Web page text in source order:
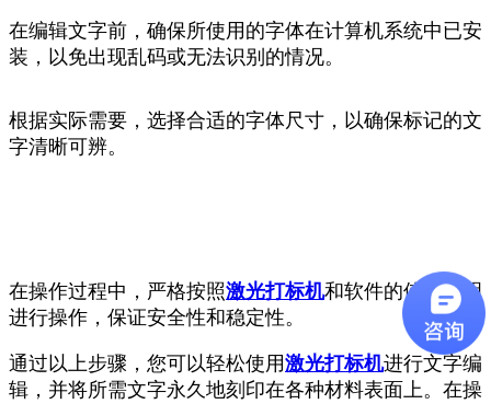
在编辑文字前，确保所使用的字体在计算机系统中已安
装，以免出现乱码或无法识别的情况。
根据实际需要，选择合适的字体尺寸，以确保标记的文
字清晰可辨。
在操作过程中，严格按照激光打标机和软件的使用说明
进行操作，保证安全性和稳定性。
通过以上步骤，您可以轻松使用激光打标机进行文字编
辑，并将所需文字永久地刻印在各种材料表面上。在操